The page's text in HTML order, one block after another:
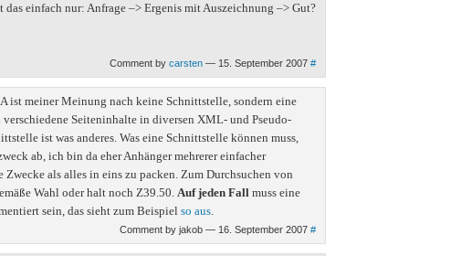
einfach nur: Anfrage –> Ergenis mit Auszeichnung –> Gut?
Comment by carsten — 15. September 2007 #
ist meiner Meinung nach keine Schnittstelle, sondern eine
Seiteninhalte in diversen XML- und Pseudo-
ist was anderes. Was eine Schnittstelle können muss,
ab, ich bin da eher Anhänger mehrerer einfacher
als alles in eins zu packen. Zum Durchsuchen von
Wahl oder halt noch Z39.50. Auf jeden Fall muss eine
sein, das sieht zum Beispiel so aus.
Comment by jakob — 16. September 2007 #